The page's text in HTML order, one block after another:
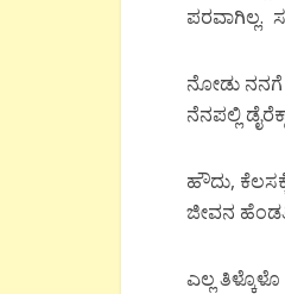
ಪರವಾಗಿಲ್ಲ.
ನೋಡು ನನಗೆ
ನೆನಪಲ್ಲಿ
ಹೌದು,
ಜೀವನ
ಎಲ್ಲ